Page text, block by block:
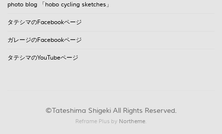
photo blog 「hobo cycling sketches」
タテシマのFacebookページ
ガレージのFacebookページ
タテシマのYouTubeページ
©Tateshima Shigeki All Rights Reserved.
Reframe Plus by Northeme.